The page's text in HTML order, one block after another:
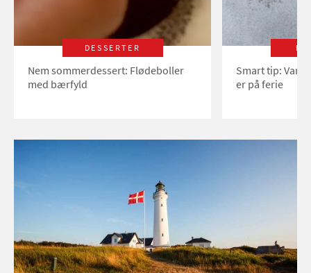
DESSERTER
Nem sommerdessert: Flødeboller
med bærfyld
Smart tip:
er på ferie